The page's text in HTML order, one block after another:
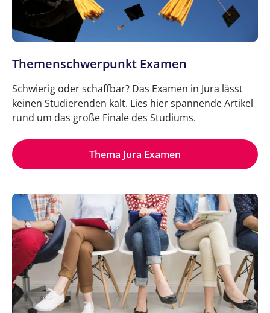
Themenschwerpunkt Examen
Schwierig oder schaffbar? Das Examen in Jura lässt
keinen Studierenden kalt. Lies hier spannende Artikel
rund um das große Finale des Studiums.
Thema Jura Examen